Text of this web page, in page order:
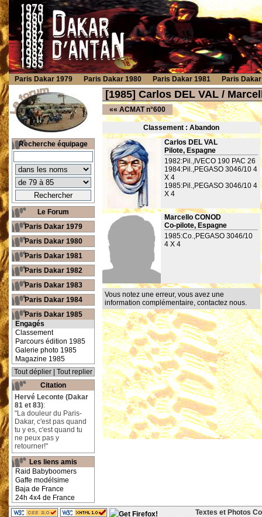
[1985] Carlos DEL VAL /
«« ACMAT n°600
Classement : Abandon
Carlos DEL VAL
Pilote, Espagne
1982:Pil.,IVECO 190 PAC 26
1984:Pil.,PEGASO 3046/10 4
X 4
1985:Pil.,PEGASO 3046/10 4
X 4
Marcello CONOD
Co-pilote, Espagne
1985:Co.,PEGASO 3046/10
4 X 4
Vous notez une erreur, vous avez une
information complémentaire, contactez nous.
Recherche équipage
Le Forum
Paris Dakar 1979
Paris Dakar 1980
Paris Dakar 1981
Paris Dakar 1982
Paris Dakar 1983
Paris Dakar 1984
Paris Dakar 1985
Engagés
Classement
Parcours édition 1985
Galerie photo 1985
Magazine 1985
Tout déplier
Tout replier
Citation
Hervé Leconte (Dakar
81 et 83):
"La douleur du Paris-
Dakar, c'est pas quand
tu y es, c'est quand tu
ne peux pas y
retourner!"
Les liens amis
Raid Babyboomers
Gaffe modélsime
Baja de France
24h 4x4 de France
Paris Dakar 1979 Paris Dakar 1980 Paris Dakar 1981 Paris
Textes et Photos